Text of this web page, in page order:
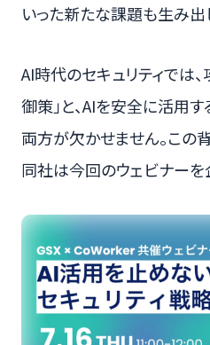
いった新たな課題も生み出
AI時代のセキュリティでは
御策」と、AIを安全に活用す
両方が欠かせません。この
同社は今回のウェビナーを